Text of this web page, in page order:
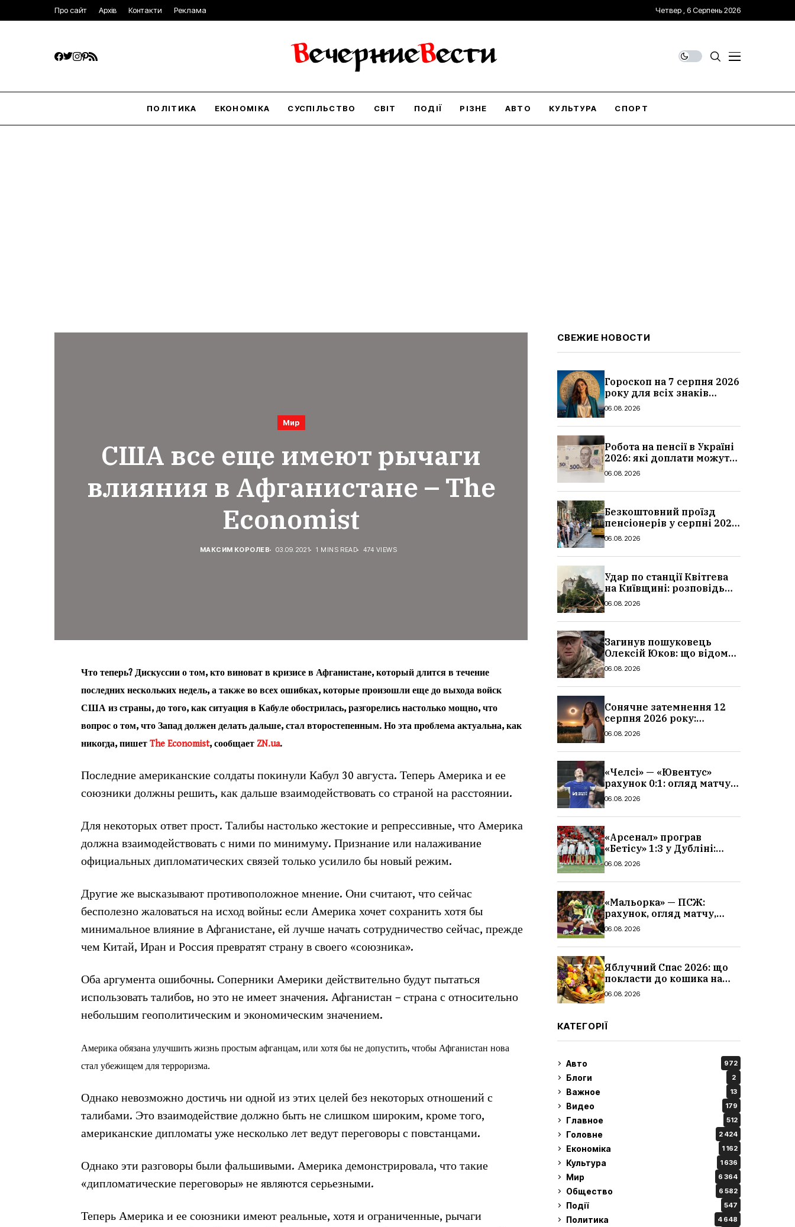
Про сайт Архів Контакти Реклама Четвер , 6 Серпень 2026
ПОЛІТИКА ЕКОНОМІКА СУСПІЛЬСТВО СВІТ ПОДІЇ РІЗНЕ АВТО КУЛЬТУРА СПОРТ
Мир
США все еще имеют рычаги
влияния в Афганистане – The
Economist
МАКСИМ КОРОЛЕВ 03.09.2021 1 MINS READ 474 VIEWS
Что теперь? Дискуссии о том, кто виноват в кризисе в Афганистане, который длится в течение
последних нескольких недель, а также во всех ошибках, которые произошли еще до выхода войск
США из страны, до того, как ситуация в Кабуле обострилась, разгорелись настолько мощно, что
вопрос о том, что Запад должен делать дальше, стал второстепенным. Но эта проблема актуальна, как
никогда, пишет The Economist, сообщает ZN.ua.
Последние американские солдаты покинули Кабул 30 августа. Теперь Америка и ее
союзники должны решить, как дальше взаимодействовать со страной на расстоянии.
Для некоторых ответ прост. Талибы настолько жестокие и репрессивные, что Америка
должна взаимодействовать с ними по минимуму. Признание или налаживание
официальных дипломатических связей только усилило бы новый режим.
Другие же высказывают противоположное мнение. Они считают, что сейчас
бесполезно жаловаться на исход войны: если Америка хочет сохранить хотя бы
минимальное влияние в Афганистане, ей лучше начать сотрудничество сейчас, прежде
чем Китай, Иран и Россия превратят страну в своего «союзника».
Оба аргумента ошибочны. Соперники Америки действительно будут пытаться
использовать талибов, но это не имеет значения. Афганистан – страна с относительно
небольшим геополитическим и экономическим значением.
Америка обязана улучшить жизнь простым афганцам, или хотя бы не допустить, чтобы Афганистан нова
стал убежищем для терроризма.
Однако невозможно достичь ни одной из этих целей без некоторых отношений с
талибами. Это взаимодействие должно быть не слишком широким, кроме того,
американские дипломаты уже несколько лет ведут переговоры с повстанцами.
Однако эти разговоры были фальшивыми. Америка демонстрировала, что такие
«дипломатические переговоры» не являются серьезными.
Теперь Америка и ее союзники имеют реальные, хотя и ограниченные, рычаги
СВЕЖИЕ НОВОСТИ
Гороскоп на 7 серпня 2026
року для всіх знаків
зодіаку: кому пощастить у
06.08.2026
Робота на пенсії в Україні
2026: які доплати можуть
скасувати, про що
06.08.2026
Безкоштовний проїзд
пенсіонерів у серпні 2026
в Україні: де діє пільга,
06.08.2026
Удар по станції Квітгева
на Київщині: розповідь
очевидців, як вісім людей
сталося
06.08.2026
Загинув пошуковець
Олексій Юков: що відомо
про його роботу, хто він
06.08.2026
Сонячне затемнення 12
серпня 2026 року:
гороскоп, кому із знаків
06.08.2026
«Челсі» — «Ювентус»
рахунок 0:1: огляд матчу
та вихід Мудрика
06.08.2026
«Арсенал» програв
«Бетісу» 1:3 у Дубліні:
огляд матчу та всі голи
06.08.2026
«Мальорка» — ПСЖ:
рахунок, огляд матчу,
голи та склад парижан
06.08.2026
Яблучний Спас 2026: що
покласти до кошика на
освячення, які фрукти,
06.08.2026
КАТЕГОРІЇ
Авто 972
Блоги 2
Важное 13
Видео 179
Главное 512
Головне 2 424
Економіка 1 162
Культура 1 636
Мир 6 364
Общество 6 582
Події 547
Политика 4 648